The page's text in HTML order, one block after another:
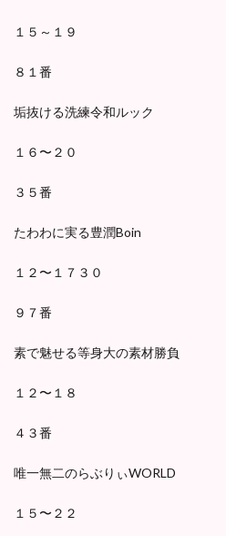
１５～１９
８１番
垢抜ける洗練令和ルック
１６〜２０
３５番
たわわに実る豊潤Boin
１２〜１７３０
９７番
素で魅せる等身大の素材勝負
１２〜１８
４３番
唯一無二のらぶりぃWORLD
１５〜２２